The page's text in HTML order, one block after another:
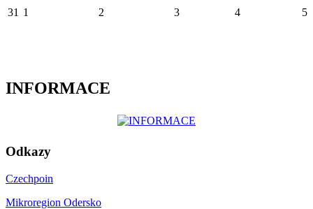
31 1 2 3 4 5
INFORMACE
Odkazy
Czechpoin
Mikroregion Odersko